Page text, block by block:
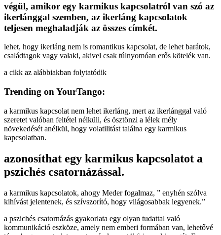
végül, amikor egy karmikus kapcsolatról van szó az
ikerlánggal szemben, az ikerláng kapcsolatok
teljesen meghaladják az összes címkét.
lehet, hogy ikerláng nem is romantikus kapcsolat, de lehet barátok,
családtagok vagy valaki, akivel csak túlnyomóan erős kötelék van.
a cikk az alábbiakban folytatódik
Trending on YourTango:
a karmikus kapcsolat nem lehet ikerláng, mert az ikerlánggal való
szeretet valóban feltétel nélküli, és ösztönzi a lélek mély
növekedését anélkül, hogy volatilitást találna egy karmikus
kapcsolatban.
azonosíthat egy karmikus kapcsolatot a
pszichés csatornázással.
a karmikus kapcsolatok, ahogy Meder fogalmaz, ” enyhén szólva
kihívást jelentenek, és szívszorító, hogy világosabbak legyenek.”
a pszichés csatornázás gyakorlata egy olyan tudattal való
kommunikáció eszköze, amely nem emberi formában van, lehetővé